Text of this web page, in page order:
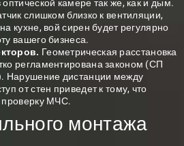
камере так же, как и дым.
слишком близко к вентиляции,
кухне, вой сирен будет регулярно
вашего бизнеса.
Геометрическая расстановка
регламентирована законом (СП
Нарушение дистанции между
от стен приведет к тому, что
проверку МЧС.
монтажа